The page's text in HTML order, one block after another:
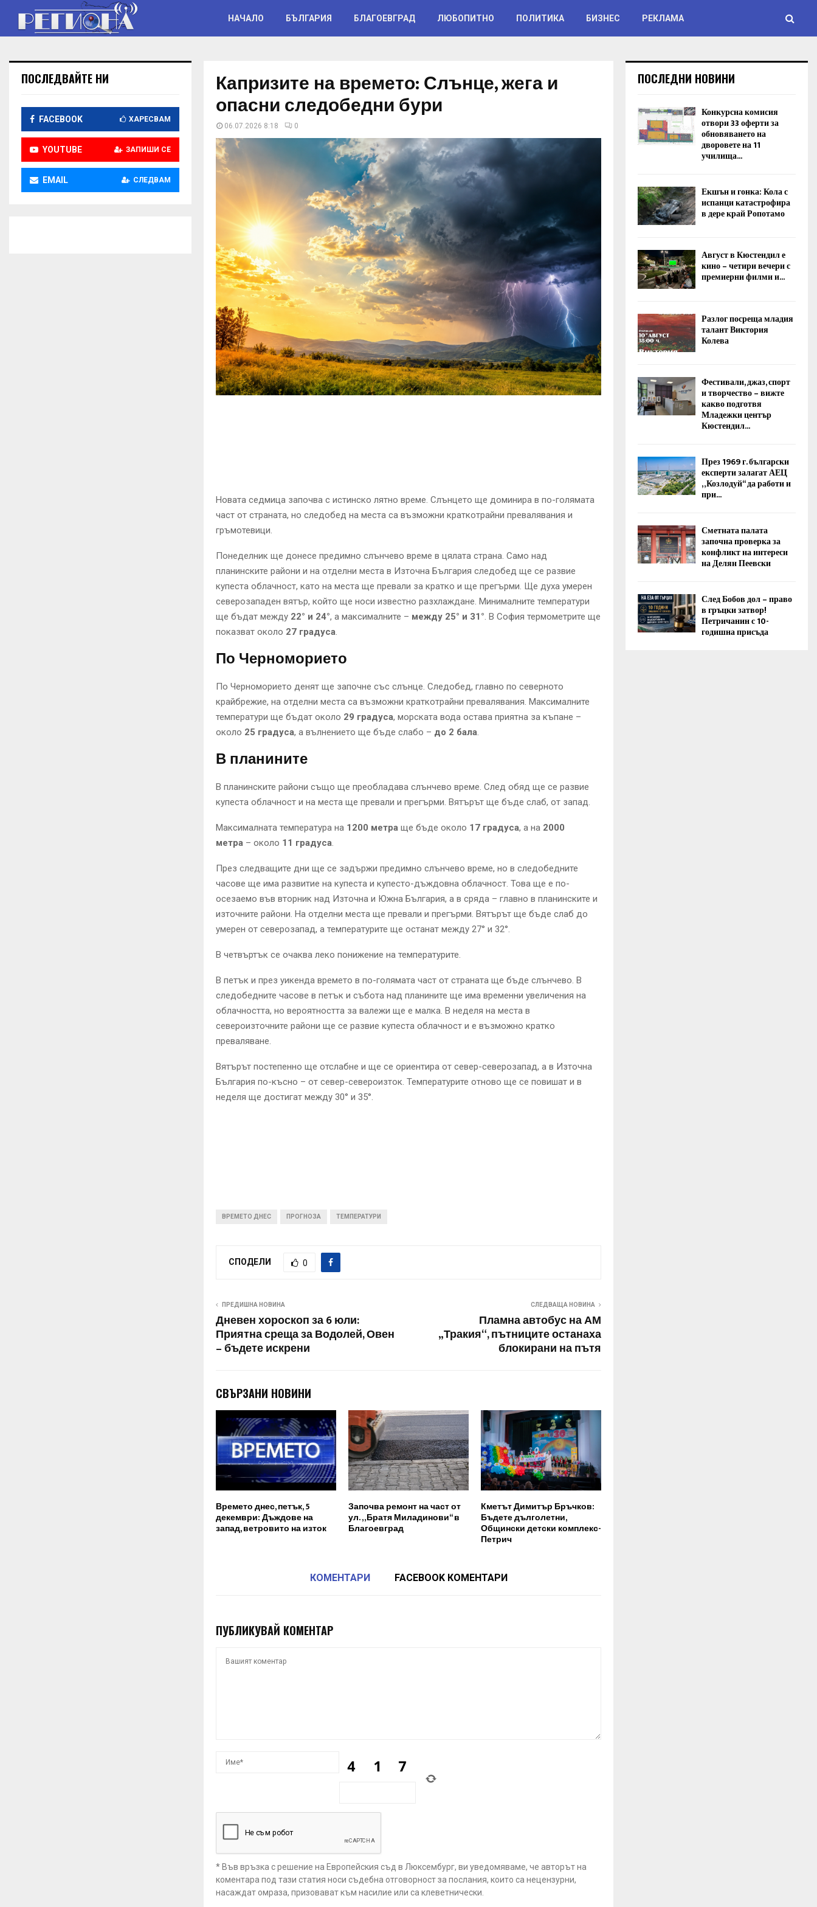
НАЧАЛО БЪЛГАРИЯ БЛАГОЕВГРАД ЛЮБОПИТНО ПОЛИТИКА БИЗНЕС РЕКЛАМА
Капризите на времето: Слънце, жега и
опасни следобедни бури
06.07.2026 8:18 0
Новата седмица започва с истинско лятно време. Слънцето ще доминира в по-голямата
част от страната, но следобед на места са възможни краткотрайни превалявания и
гръмотевици.
Понеделник ще донесе предимно слънчево време в цялата страна. Само над
планинските райони и на отделни места в Източна България следобед ще се развие
купеста облачност, като на места ще превали за кратко и ще прегърми. Ще духа умерен
северозападен вятър, който ще носи известно разхлаждане. Минималните температури
ще бъдат между 22° и 24°, а максималните – между 25° и 31°. В София термометрите ще
показват около 27 градуса.
По Черноморието
По Черноморието денят ще започне със слънце. Следобед, главно по северното
крайбрежие, на отделни места са възможни краткотрайни превалявания. Максималните
температури ще бъдат около 29 градуса, морската вода остава приятна за къпане –
около 25 градуса, а вълнението ще бъде слабо – до 2 бала.
В планините
В планинските райони също ще преобладава слънчево време. След обяд ще се развие
купеста облачност и на места ще превали и прегърми. Вятърът ще бъде слаб, от запад.
Максималната температура на 1200 метра ще бъде около 17 градуса, а на 2000
метра – около 11 градуса.
През следващите дни ще се задържи предимно слънчево време, но в следобедните
часове ще има развитие на купеста и купесто-дъждовна облачност. Това ще е по-
осезаемо във вторник над Източна и Южна България, а в сряда – главно в планинските и
източните райони. На отделни места ще превали и прегърми. Вятърът ще бъде слаб до
умерен от северозапад, а температурите ще останат между 27° и 32°.
В четвъртък се очаква леко понижение на температурите.
В петък и през уикенда времето в по-голямата част от страната ще бъде слънчево. В
следобедните часове в петък и събота над планините ще има временни увеличения на
облачността, но вероятността за валежи ще е малка. В неделя на места в
североизточните райони ще се развие купеста облачност и е възможно кратко
преваляване.
Вятърът постепенно ще отслабне и ще се ориентира от север-северозапад, а в Източна
България по-късно – от север-североизток. Температурите отново ще се повишат и в
неделя ще достигат между 30° и 35°.
ВРЕМЕТО ДНЕС ПРОГНОЗА ТЕМПЕРАТУРИ
СПОДЕЛИ 0
ПРЕДИШНА НОВИНА
Дневен хороскоп за 6 юли:
Приятна среща за Водолей, Овен
– бъдете искрени
СЛЕДВАЩА НОВИНА
Пламна автобус на АМ
„Тракия“, пътниците останаха
блокирани на пътя
СВЪРЗАНИ НОВИНИ
Времето днес, петък, 5
декември: Дъждове на
запад, ветровито на изток
Започва ремонт на част от
ул. „Братя Миладинови“ в
Благоевград
Кметът Димитър Бръчков:
Бъдете дълголетни,
Общински детски комплекс-
Петрич
КОМЕНТАРИ FACEBOOK КОМЕНТАРИ
ПУБЛИКУВАЙ КОМЕНТАР
* Във връзка с решение на Европейския съд в Люксембург, ви уведомяваме, че авторът на
коментара под тази статия носи съдебна отговорност за послания, които са нецензурни,
насаждат омраза, призовават към насилие или са клеветнически.
ПОСЛЕДВАЙТЕ НИ
FACEBOOK ХАРЕСВАМ
YOUTUBE ЗАПИШИ СЕ
EMAIL СЛЕДВАМ
ПОСЛЕДНИ НОВИНИ
Конкурсна комисия
отвори 33 оферти за
обновяването на
дворовете на 11
училища...
Екшън и гонка: Кола с
испанци катастрофира
в дере край Ропотамо
Август в Кюстендил е
кино – четири вечери с
премиерни филми и...
Разлог посреща младия
талант Виктория
Колева
Фестивали, джаз, спорт
и творчество – вижте
какво подготвя
Младежки център
Кюстендил...
През 1969 г. български
експерти залагат АЕЦ
„Козлодуй“ да работи и
при...
Сметната палата
започна проверка за
конфликт на интереси
на Делян Пеевски
След Бобов дол – право
в гръцки затвор!
Петричанин с 10-
годишна присъда